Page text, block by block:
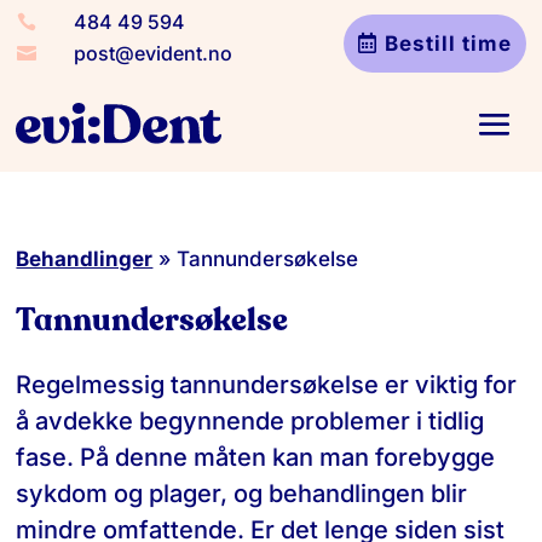
 484 49 594
 post@evident.no Bestill time
Behandlinger »Tannundersøkelse
Tannundersøkelse
Regelmessig tannundersøkelse er viktig for
å avdekke begynnende problemer i tidlig
fase. På denne måten kan man forebygge
sykdom og plager, og behandlingen blir
mindre omfattende. Er det lenge siden sist